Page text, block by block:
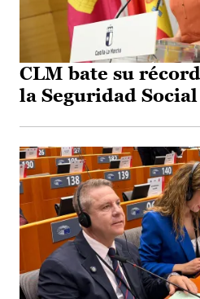
CLM bate su
la Seguridad Social